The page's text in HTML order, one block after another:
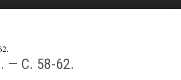
— С. 58-62.